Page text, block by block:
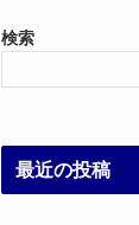
検索
最近の投稿